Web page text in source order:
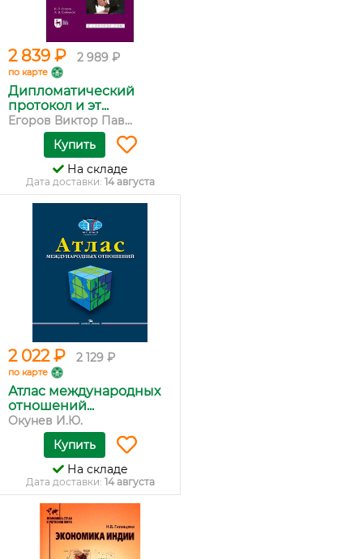
2 839 ₽ 2 989 ₽
по карте
Дипломатический
протокол и эт...
Егоров Виктор Пав...
Купить
На складе
Дата доставки: 14 августа
2 022 ₽ 2 129 ₽
по карте
Атлас международных
отношений...
Окунев И.Ю.
Купить
На складе
Дата доставки: 14 августа